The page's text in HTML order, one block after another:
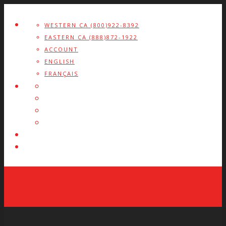
WESTERN CA (800)922-8392
EASTERN CA (888)872-1922
ACCOUNT
ENGLISH
FRANÇAIS